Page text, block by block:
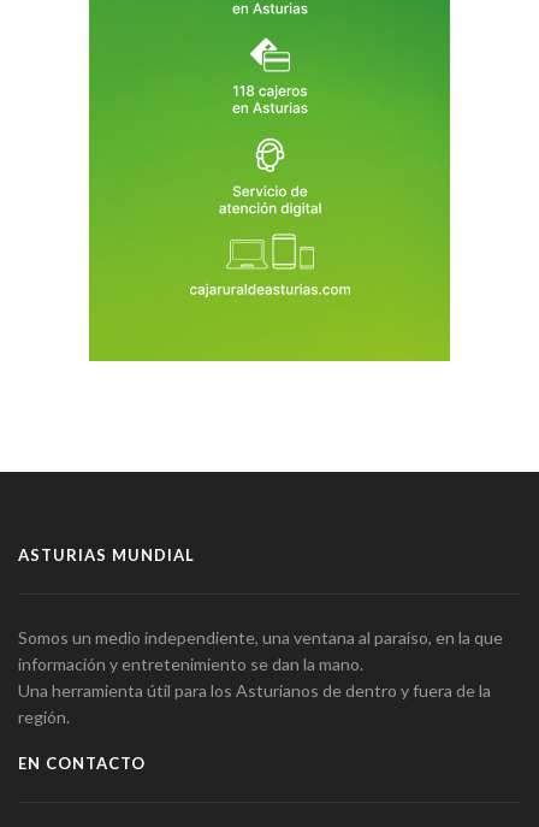
ASTURIAS MUNDIAL
Somos un medio independiente, una ventana al paraíso, en la que
información y entretenimiento se dan la mano.
Una herramienta útil para los Asturianos de dentro y fuera de la
región.
EN CONTACTO